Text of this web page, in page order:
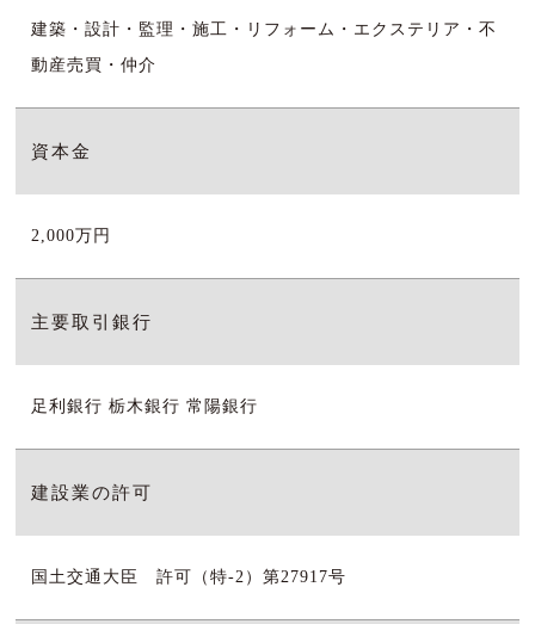
建築・設計・監理・施工・リフォーム・エクステリア・不
動産売買・仲介
資本金
2,000万円
主要取引銀行
足利銀行 栃木銀行 常陽銀行
建設業の許可
国土交通大臣 許可（特-2）第27917号